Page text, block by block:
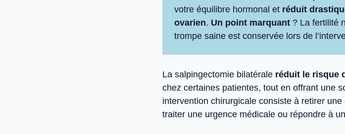
votre équilibre hormonal et réduit
ovarien. Un point marquant ? La fertilité
trompe saine est conservée lors de
La salpingectomie bilatérale réduit le risque
chez certaines patientes, tout en offrant une
intervention chirurgicale consiste à retirer
traiter une urgence médicale ou répondre à